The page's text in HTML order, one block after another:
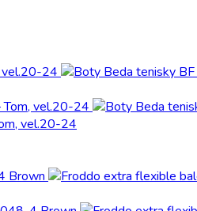
vel.20-24